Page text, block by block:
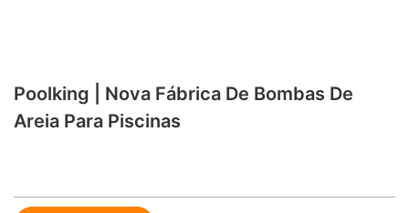
Poolking | Nova Fábrica De Bombas De
Areia Para Piscinas